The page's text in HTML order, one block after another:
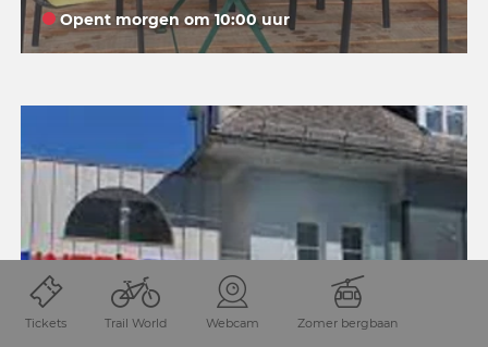
Tickets Trail World Webcam Zomer bergbaan
Opent morgen om 10:00 uur